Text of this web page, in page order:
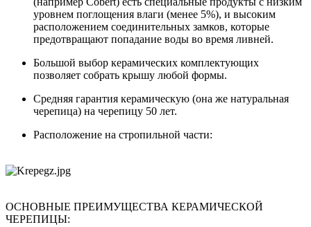
уровнем поглощения влаги (менее 5%), и высоким
расположением соединительных замков, которые
предотвращают попадание воды во время ливней.
Большой выбор керамических комплектующих
позволяет собрать крышу любой формы.
Средняя гарантия керамическую (она же натуральная
черепица) на черепицу 50 лет.
Расположение на стропильной части:
ОСНОВНЫЕ ПРЕИМУЩЕСТВА КЕРАМИЧЕСКОЙ
ЧЕРЕПИЦЫ: